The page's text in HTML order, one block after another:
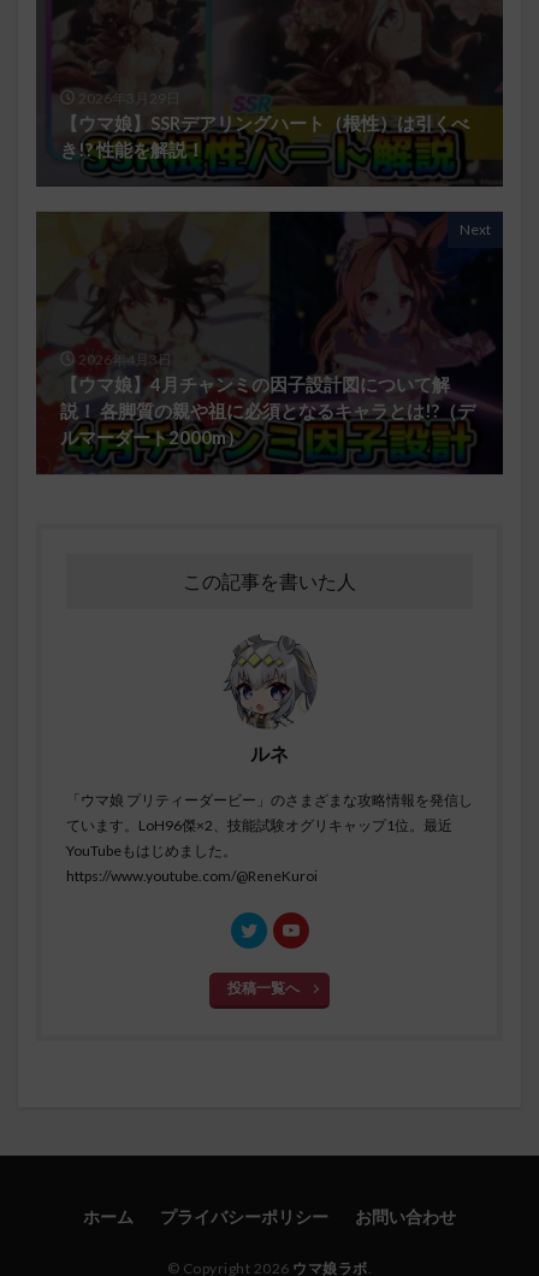
2026年3月29日
【ウマ娘】SSRデアリングハート（根性）は引くべ
き!? 性能を解説！
Next
2026年4月3日
【ウマ娘】4月チャンミの因子設計図について解
説！ 各脚質の親や祖に必須となるキャラとは!?（デ
ルマーダート2000m）
この記事を書いた人
ルネ
「ウマ娘 プリティーダービー」のさまざまな攻略情報を発信し
ています。LoH96傑×2、技能試験オグリキャップ1位。最近
YouTubeもはじめました。
https://www.youtube.com/@ReneKuroi
投稿一覧へ
ホーム プライバシーポリシー お問い合わせ
© Copyright 2026 ウマ娘ラボ.